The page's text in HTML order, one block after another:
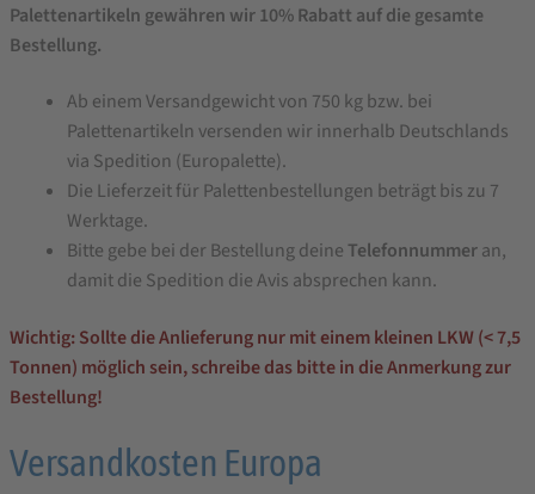
Palettenartikeln gewähren wir 10% Rabatt auf die gesamte
Bestellung.
Ab einem Versandgewicht von 750 kg bzw. bei
Palettenartikeln versenden wir innerhalb Deutschlands
via Spedition (Europalette).
Die Lieferzeit für Palettenbestellungen beträgt bis zu 7
Werktage.
Bitte gebe bei der Bestellung deineTelefonnummeran,
damit die Spedition die Avis absprechen kann.
Wichtig: Sollte die Anlieferung nur mit einem kleinen LKW (< 7,5
Tonnen) möglich sein, schreibe das bitte in die Anmerkung zur
Bestellung!
Versandkosten Europa